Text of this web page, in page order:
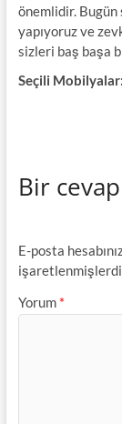
önemlidir.
yapıyoruz ve
sizleri baş başa
Seçili
Bir cevap
E-posta
Yorum *